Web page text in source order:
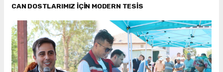
CAN DOSTLARIMIZ İÇİN MODERN TESİS